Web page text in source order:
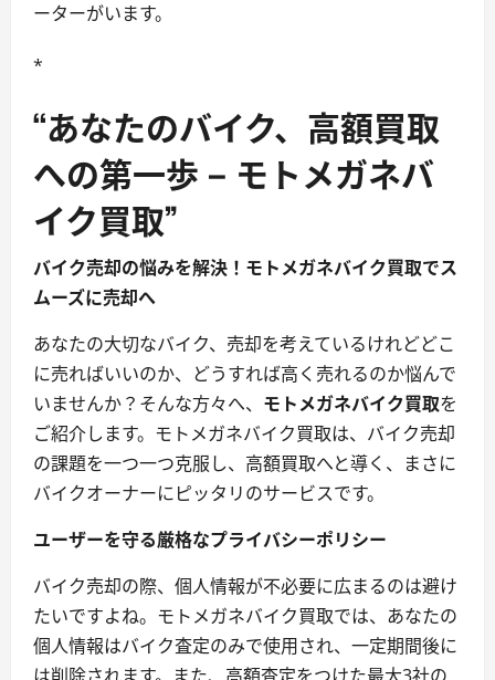
ーターがいます。
*
“あなたのバイク、高額買取
への第一歩 – モトメガネバ
イク買取”
バイク売却の悩みを解決！モトメガネバイク買取でス
ムーズに売却へ
あなたの大切なバイク、売却を考えているけれどどこ
に売ればいいのか、どうすれば高く売れるのか悩んで
いませんか？そんな方々へ、 モトメガネバイク買取を
ご紹介します。モトメガネバイク買取は、バイク売却
の課題を一つ一つ克服し、高額買取へと導く、まさに
バイクオーナーにピッタリのサービスです。
ユーザーを守る厳格なプライバシーポリシー
バイク売却の際、個人情報が不必要に広まるのは避け
たいですよね。モトメガネバイク買取では、あなたの
個人情報はバイク査定のみで使用され、一定期間後に